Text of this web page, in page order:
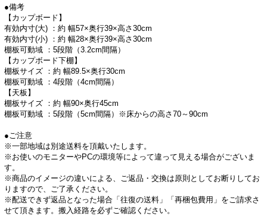
●備考
【カップボード】
有効内寸(大) ：約 幅57×奥行39×高さ30cm
有効内寸(小) ：約 幅28×奥行39×高さ30cm
棚板可動域 ：5段階（3.2cm間隔）
【カップボード下棚】
棚板サイズ ：約 幅89.5×奥行30cm
棚板可動域 ：4段階（4cm間隔）
【天板】
棚板サイズ ：約 幅90×奥行45cm
棚板可動域 ：5段階（5cm間隔）※床からの高さ70～90cm
●ご注意
※一部地域は別途送料を頂戴いたします。
※お使いのモニターやPCの環境等によって違って見える場合がございま
す。
※商品のイメージの違いによる、ご返品・交換は原則としてお断りしてお
りますので、ご了承ください。
※配送できず返品となった場合「往復の送料」「再梱包費用」をご請求さ
せて頂きます。搬入経路を必ずご確認ください。